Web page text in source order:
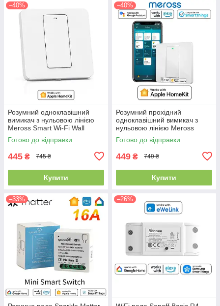
–40%
Розумний одноклавішний
вимикач з нульовою лінією
Meross Smart Wi-Fi Wall
Switch EU (MSS510X)
Готово до відправки
445 ₴ 745 ₴
Купити
–40%
Розумний прохідний
одноклавішний вимикач з
нульовою лінією Meross
Smart Wi-Fi Wall Switch EU
(MSS550X)
Готово до відправки
449 ₴ 749 ₴
Купити
–33% –26%